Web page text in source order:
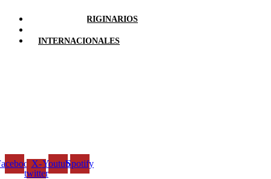
PUEBLOS ORIGINARIOS
INTERNACIONALES
X-
twitter
YoutubeSpotify